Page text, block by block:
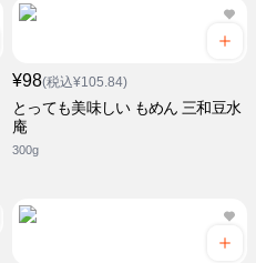
¥98(税込¥105.84)
とっても美味しい もめん 三和豆水
庵
300g